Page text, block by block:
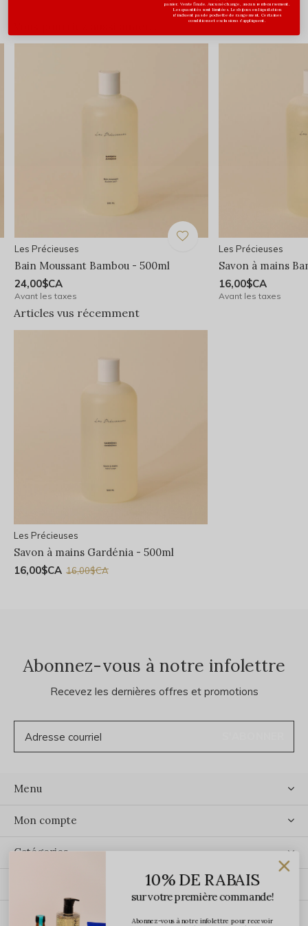
Les Précieuses
Bain Moussant Bambou - 500ml
24,00$CA
Avant les taxes
Les Précieuses
Savon à mains
16,00$CA
Avant les taxes
Articles vus récemment
Les Précieuses
Savon à mains Gardénia - 500ml
16,00$CA 16,00$CA
Abonnez-vous à notre infolettre
Recevez les dernières offres et promotions
Menu
Mon compte
Catégories
10% DE RABAIS
sur votre première commande!
Abonnez-vous à notre infolettre pour recevoir
panier. Vente finale. Aucun échange, aucun remboursement.
Les quantités sont limitées. Les bijoux en liquidation
n'incluent pas de pochette de rangement. Certaines
conditions et exclusions s'appliquent.